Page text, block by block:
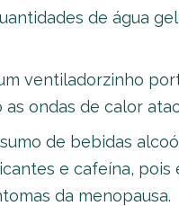
de água
ventiladorzinho
as ondas de calor
de bebidas
e cafeína, pois
da menopausa.